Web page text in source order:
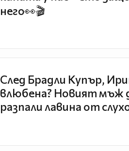
него👀🎬
След Брадли Купър,
влюбена? Новият мъж
разпали лавина от